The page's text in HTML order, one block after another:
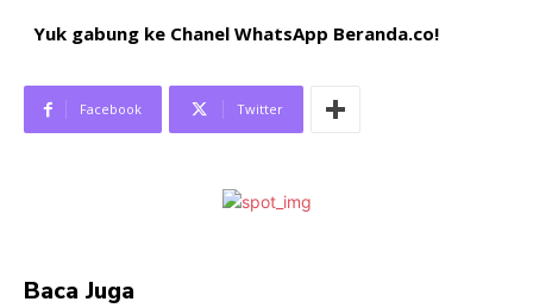
Yuk gabung ke Chanel WhatsApp Beranda.co!
Facebook Twitter
Baca Juga